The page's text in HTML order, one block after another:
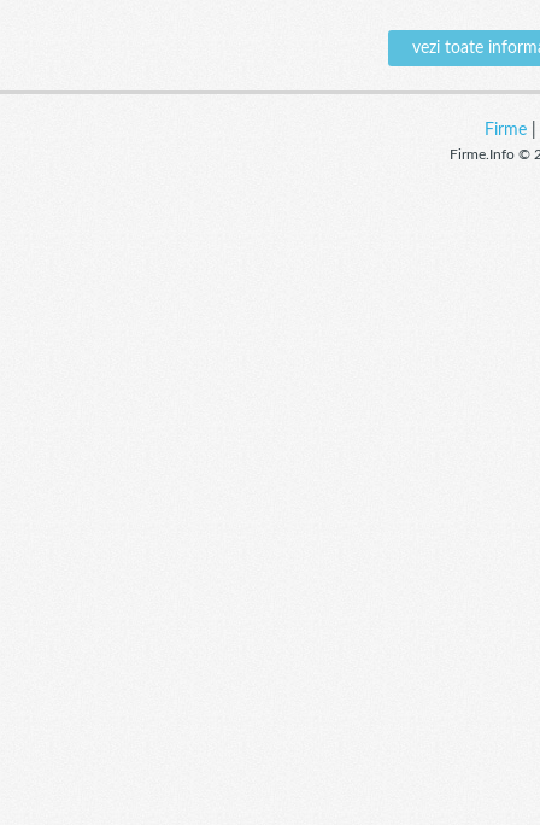
vezi toate
Firme|
Firme.Info ©